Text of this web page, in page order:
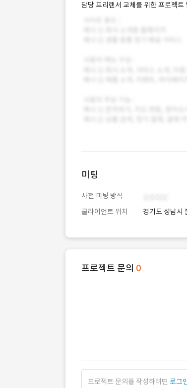
담당 프리랜서 교체를 위한 프로젝트
미팅
사전 미팅 방식
클라이언트 위치
경기도 성남시
프로젝트 문의 0
프로젝트 문의를 작성하려면 로그